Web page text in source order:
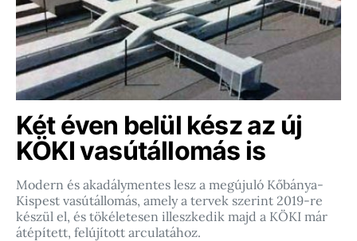
Két éven belül kész az új
KÖKI vasútállomás is
Modern és akadálymentes lesz a megújuló Kőbánya-
Kispest vasútállomás, amely a tervek szerint 2019-re
készül el, és tökéletesen illeszkedik majd a KÖKI már
átépített, felújított arculatához.